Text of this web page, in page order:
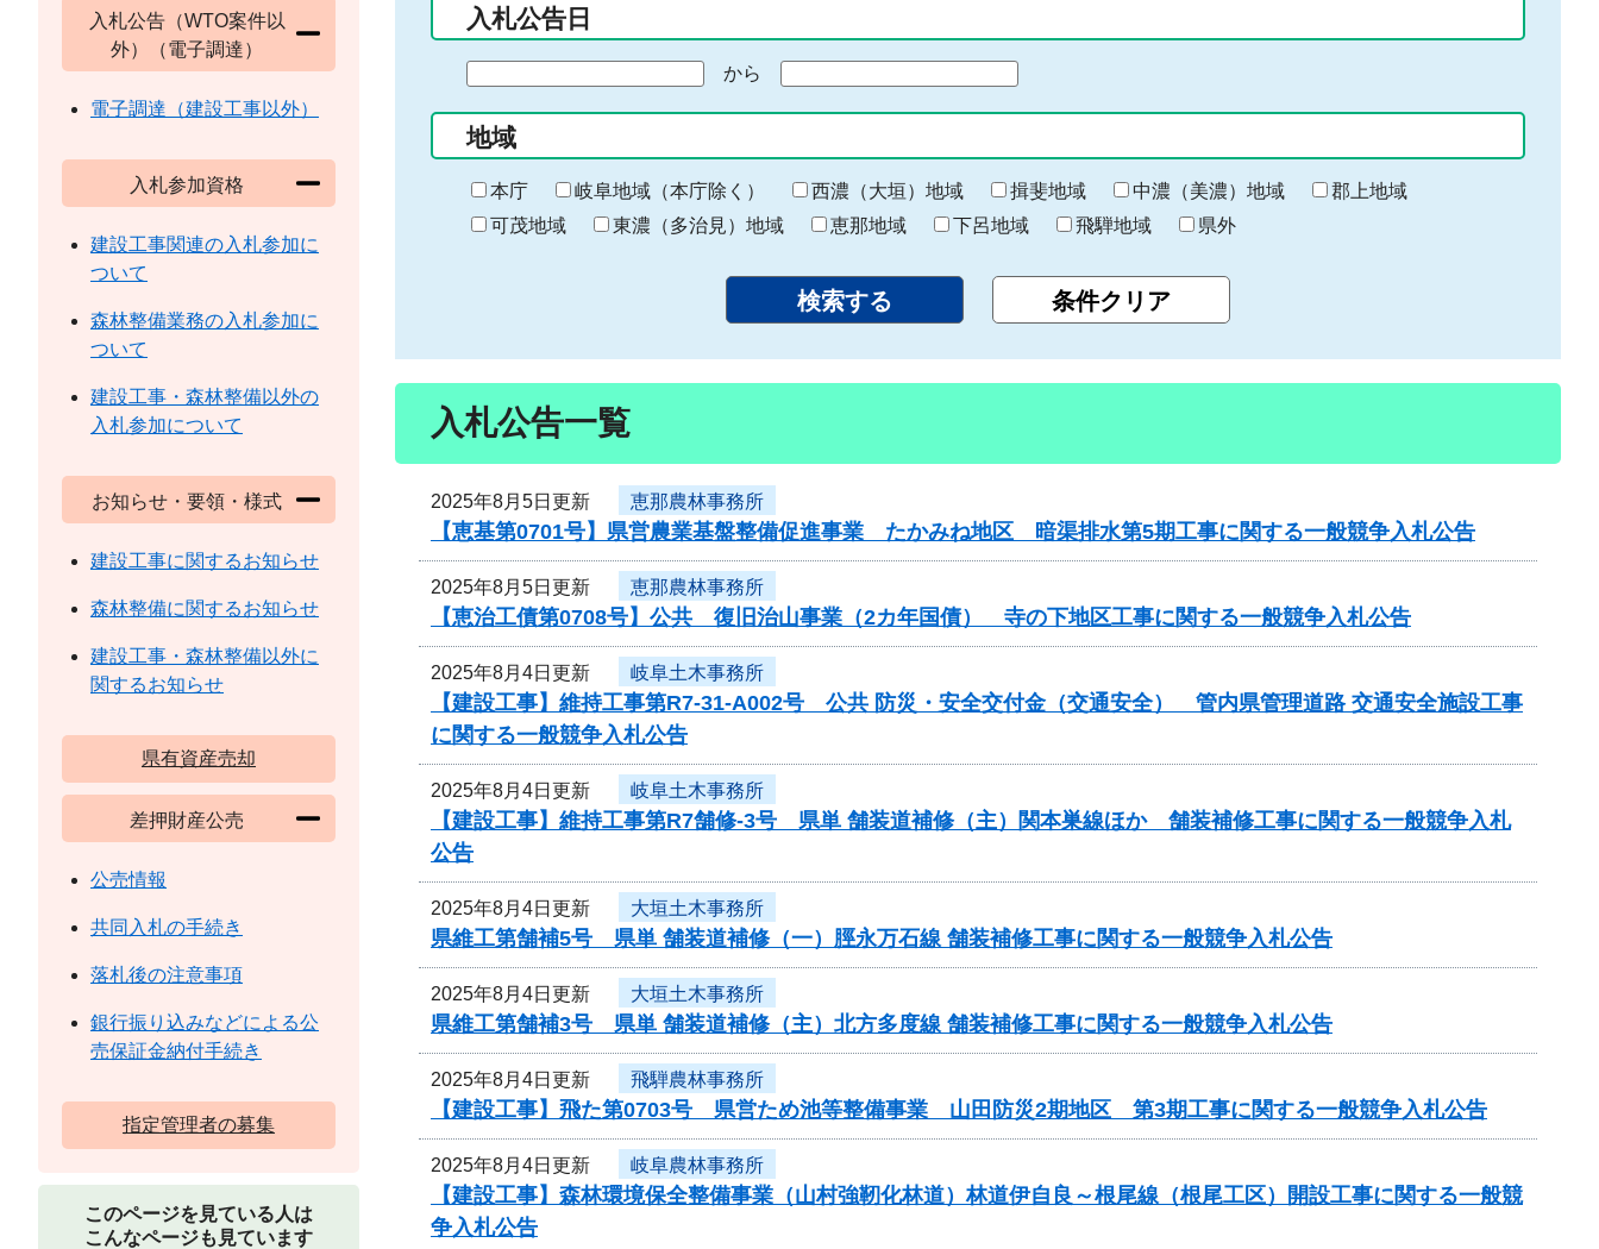
入札公告日
の
始
ま
り
から
終
わ
り
地域
本庁 岐阜地域（本庁除く） 西濃（大垣）地域 揖斐地域 中濃（美濃）地域
郡上地域
可茂地域
東濃（多治見）地域 恵那地域 下呂地域 飛騨地域 県外
入札公告一覧
2025年8月5日更新 恵那農林事務所
【恵基第0701号】県営農業基盤整備促進事業 たかみね地区 暗渠排水第5期工事に関する一般競争入札公告
2025年8月5日更新 恵那農林事務所
【恵治工債第0708号】公共 復旧治山事業（2カ年国債） 寺の下地区工事に関する一般競争入札公告
2025年8月4日更新 岐阜土木事務所
【建設工事】維持工事第R7-31-A002号 公共 防災・安全交付金（交通安全） 管内県管理道路 交通安全施設工事
に関する一般競争入札公告
2025年8月4日更新 岐阜土木事務所
【建設工事】維持工事第R7舗修-3号 県単 舗装道補修（主）関本巣線ほか 舗装補修工事に関する一般競争入札
公告
2025年8月4日更新 大垣土木事務所
県維工第舗補5号 県単 舗装道補修（一）脛永万石線 舗装補修工事に関する一般競争入札公告
2025年8月4日更新 大垣土木事務所
県維工第舗補3号 県単 舗装道補修（主）北方多度線 舗装補修工事に関する一般競争入札公告
2025年8月4日更新 飛騨農林事務所
【建設工事】飛た第0703号 県営ため池等整備事業 山田防災2期地区 第3期工事に関する一般競争入札公告
2025年8月4日更新 岐阜農林事務所
【建設工事】森林環境保全整備事業（山村強靭化林道）林道伊自良～根尾線（根尾工区）開設工事に関する一般競
争入札公告
入札公告（WTO案件以
外）（電子調達）
電子調達（建設工事以外）
入札参加資格
建設工事関連の入札参加に
ついて
森林整備業務の入札参加に
ついて
建設工事・森林整備以外の
入札参加について
お知らせ・要領・様式
建設工事に関するお知らせ
森林整備に関するお知らせ
建設工事・森林整備以外に
関するお知らせ
県有資産売却
差押財産公売
公売情報
共同入札の手続き
落札後の注意事項
銀行振り込みなどによる公
売保証金納付手続き
指定管理者の募集
このページを見ている人は
こんなページも見ています